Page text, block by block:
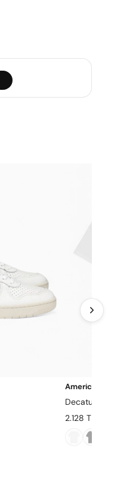
American Vintage
Decatur Erkek T-
2.128 TL